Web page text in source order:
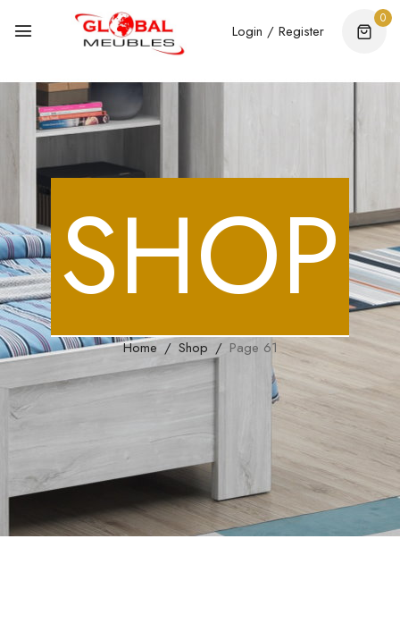
Login / Register
0
SHOP
Home Shop Page 61